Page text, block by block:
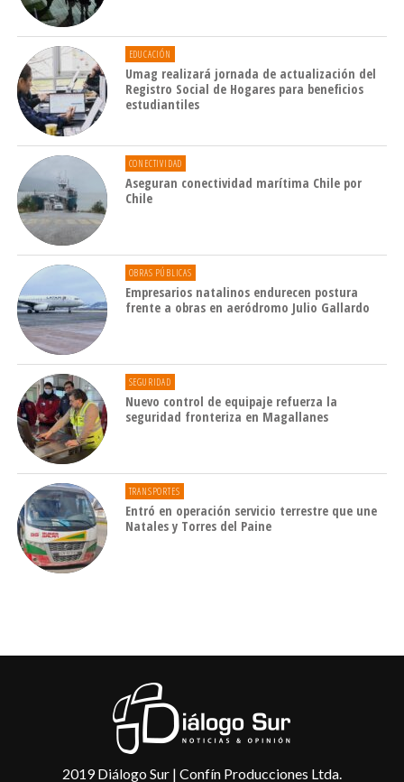
EDUCACIÓN
Umag realizará jornada de actualización del
Registro Social de Hogares para beneficios
estudiantiles
CONECTIVIDAD
Aseguran conectividad marítima Chile por
Chile
OBRAS PÚBLICAS
Empresarios natalinos endurecen postura
frente a obras en aeródromo Julio Gallardo
SEGURIDAD
Nuevo control de equipaje refuerza la
seguridad fronteriza en Magallanes
TRANSPORTES
Entró en operación servicio terrestre que une
Natales y Torres del Paine
2019 Diálogo Sur | Confín Producciones Ltda.